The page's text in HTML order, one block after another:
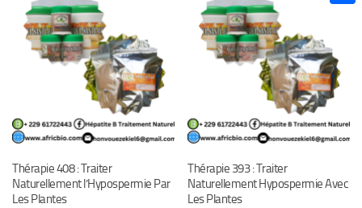
Thérapie 408 : Traiter
Naturellement l’Hypospermie Par
Les Plantes
Thérapie 393 : Traiter
Naturellement Hypospermie Avec
Les Plantes